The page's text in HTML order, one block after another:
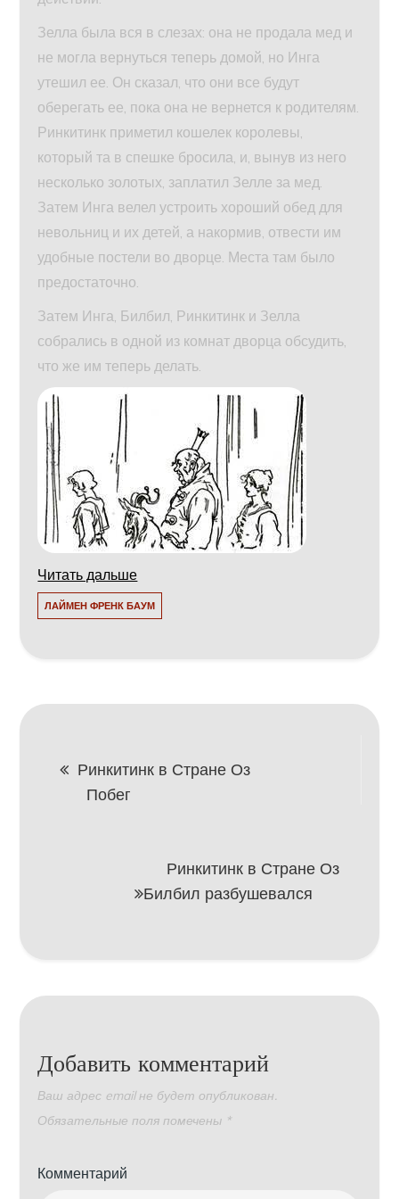
Зелла была вся в слезах: она не продала мед и
не могла вернуться теперь домой, но Инга
утешил ее. Он сказал, что они все будут
оберегать ее, пока она не вернется к родителям.
Ринкитинк приметил кошелек королевы,
который та в спешке бросила, и, вынув из него
несколько золотых, заплатил Зелле за мед.
Затем Инга велел устроить хороший обед для
невольниц и их детей, а накормив, отвести им
удобные постели во дворце. Места там было
предостаточно.
Затем Инга, Билбил, Ринкитинк и Зелла
собрались в одной из комнат дворца обсудить,
что же им теперь делать.
Читать дальше
ЛАЙМЕН ФРЕНК БАУМ
Навигация
Ринкитинк в Стране Оз
Побег
Ринкитинк в Стране Оз
Билбил разбушевался
Добавить комментарий
Ваш адрес email не будет опубликован.
Обязательные поля помечены *
Комментарий